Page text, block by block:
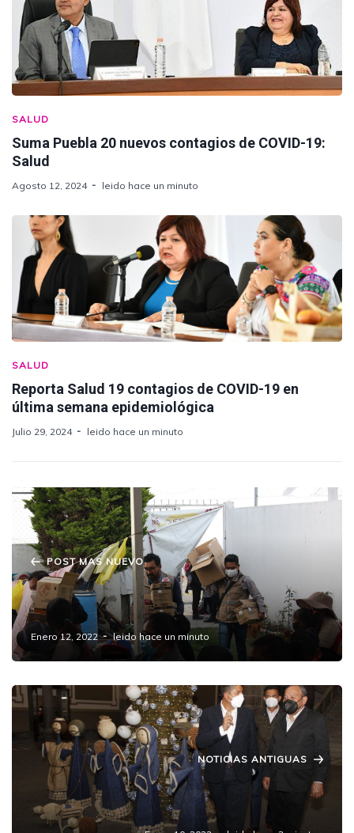
SALUD
Suma Puebla 20 nuevos contagios de COVID-19:
Salud
Agosto 12, 2024 leido hace un minuto
SALUD
Reporta Salud 19 contagios de COVID-19 en
última semana epidemiológica
Julio 29, 2024 leido hace un minuto
POST MAS NUEVO
DIF Estatal y DIF Municipal juguetes de "Día
de Reyes" a infantes de Amozoc.
Enero 12, 2022 leido hace un minuto
NOTICIAS ANTIGUAS
Los Juegos Lalo y Zambrano, relaciones
peligrosas